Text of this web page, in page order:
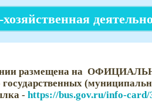
размещена на
- https://bus.gov.ru/info-card/